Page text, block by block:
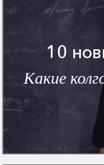
10
Какие